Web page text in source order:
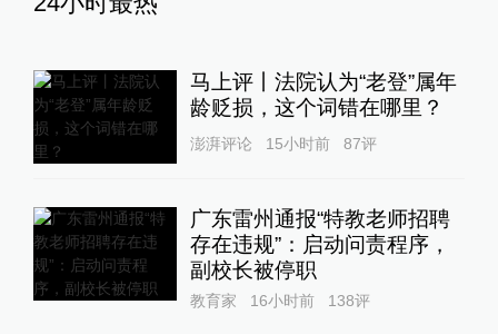
马上评丨法院认为“老登”属年
龄贬损，这个词错在哪里？
澎湃评论 15小时前 87评
广东雷州通报“特教老师招聘
存在违规”：启动问责程序，
副校长被停职
教育家 16小时前 138评